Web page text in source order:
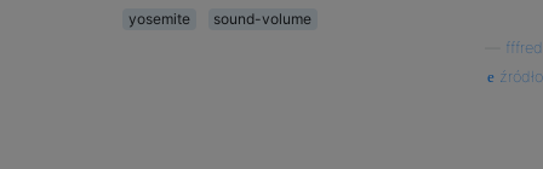
yosemite
sound-volume
fffred
źródło